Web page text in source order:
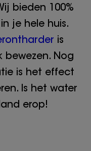
bieden 100%
je hele huis.
is
bewezen. Nog
is het effect
Is het water
erop!